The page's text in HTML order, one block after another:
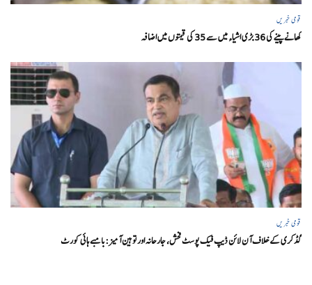
قومی خبریں
کھانے پینے کی 36 بڑی اشیاء میں سے 35 کی قیمتوں میں اضافہ
قومی خبریں
گڈکری کے خلاف آن لائن ڈیپ فیک پوسٹ فحش، جارحانہ اور توہین آمیز:بامبے ہائی کورٹ